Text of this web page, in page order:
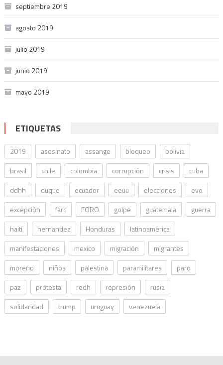
septiembre 2019
agosto 2019
julio 2019
junio 2019
mayo 2019
ETIQUETAS
2019 asesinato assange bloqueo
bolivia
brasil
chile colombia corrupción crisis
cuba
ddhh
duque ecuador eeuu elecciones
evo
excepción
farc FORO golpe guatemala
guerra
haití
hernandez Honduras
latinoamérica
manifestaciones
mexico migración
migrantes
moreno
niños palestina paramilitares
paro
paz
protesta redh represión
rusia
solidaridad
trump uruguay venezuela